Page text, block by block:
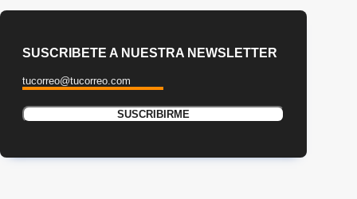
SUSCRIBETE A NUESTRA NEWSLETTER